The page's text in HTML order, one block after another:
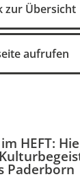
zur Übersicht
aufrufen
HEFT:
Paderborn